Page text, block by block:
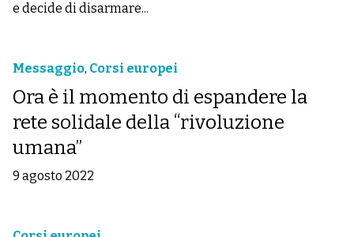
e decide di disarmare...
Messaggio, Corsi europei
Ora è il momento di espandere la
rete solidale della “rivoluzione
umana”
9 agosto 2022